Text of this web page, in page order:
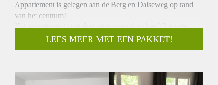
Appartement is gelegen aan de Berg en Dalseweg op rand
van het centrum!
Het appartement compleet gerenoveerd en heeft 2 aparte
slaapkamers, Luxe badkamer met vloerverwarming,
woonkamer en een keuken met een totale woonoppervlakte
belastingen en servicekosten. Daarnaast is er supersnel
LEES MEER MET EEN PAKKET!